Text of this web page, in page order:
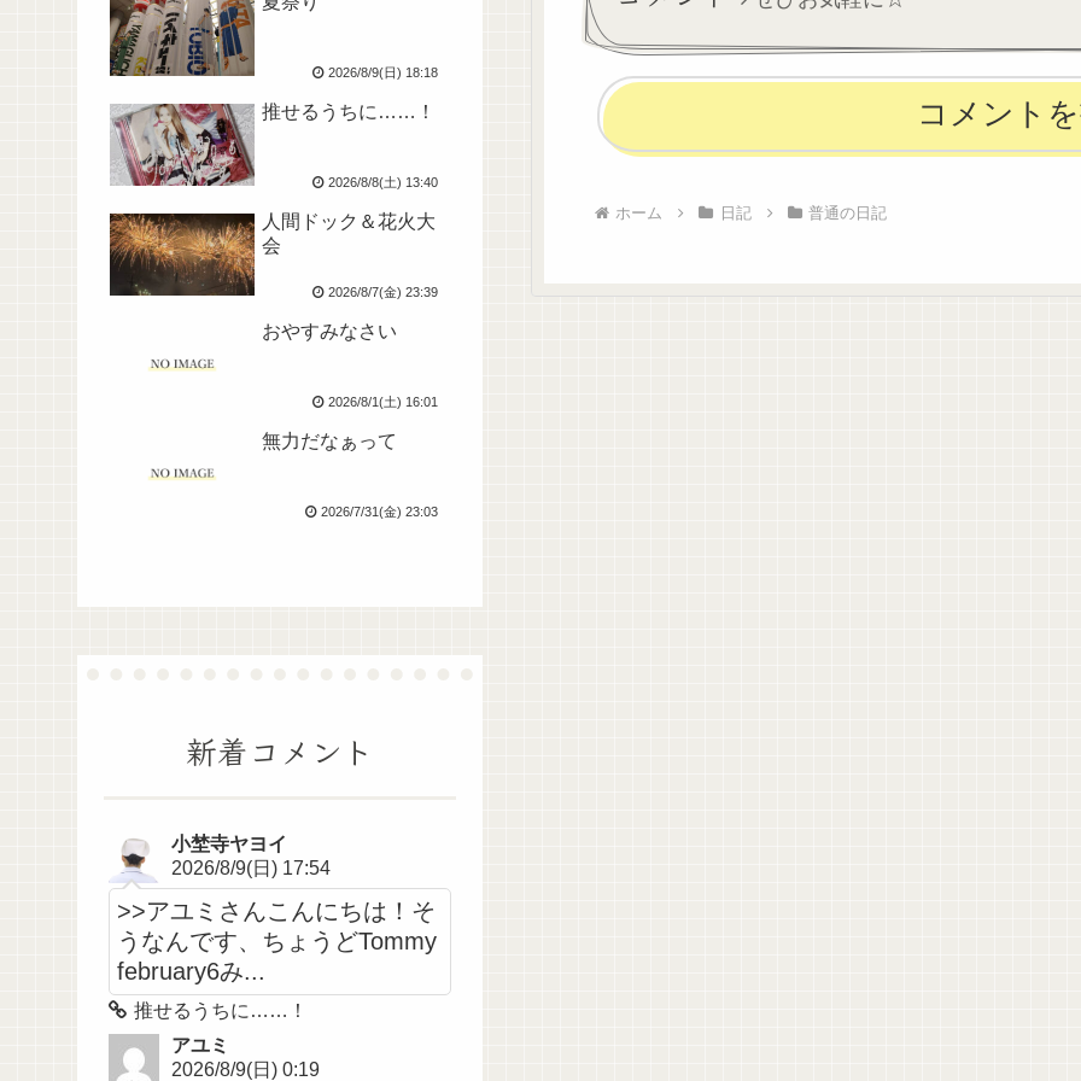
するこ...
コメント
ホーム 日記 普通の日記
2026/8/9(日) 18:18
推せるうちに……！
2026/8/8(土) 13:40
人間ドック＆花火大
会
2026/8/7(金) 23:39
おやすみなさい
2026/8/1(土) 16:01
無力だなぁって
2026/7/31(金) 23:03
新着コメント
小埜寺ヤヨイ
2026/8/9(日) 17:54
>>アユミさんこんにちは！そ
うなんです、ちょうどTommy
february6み...
推せるうちに……！
アユミ
2026/8/9(日) 0:19